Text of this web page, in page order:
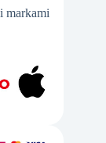
markami